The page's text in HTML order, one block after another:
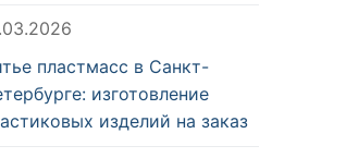
пластмасс в Санкт-
изготовление
изделий на заказ